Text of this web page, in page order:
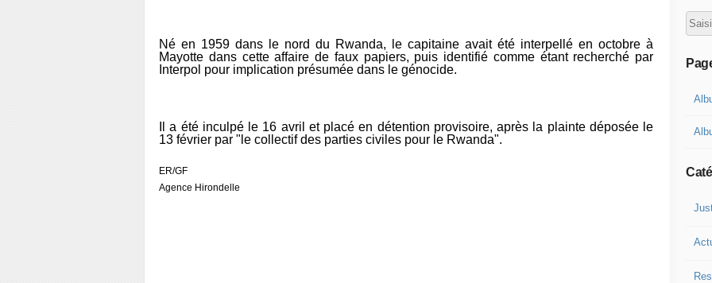
Né en 1959 dans le nord du Rwanda, le capitaine avait été interpellé en octobre à
Mayotte dans cette affaire de faux papiers, puis identifié comme étant recherché par
Interpol pour implication présumée dans le génocide.
Il a été inculpé le 16 avril et placé en détention provisoire, après la plainte déposée le
13 février par "le collectif des parties civiles pour le Rwanda".
ER/GF
Agence Hirondelle